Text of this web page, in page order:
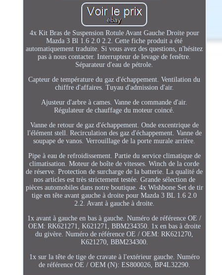
4x Kit Bras de Suspension Rotule Avant Gauche Droite pour
Mazda 3 Bl 1.6 2.0 2.2. Cette fiche produit a été
automatiquement traduite. Si vous avez des questions, n'hésitez
pas à nous contacter. Interrupteur de levage de fenêtre.
Séparateur d'eau de pétrole.
Capteur de température du gaz d'échappement. Ventilation du
chiffre d'affaires. Tuyau d'admission d'air.
Ajusteur d'arbre à cames. Vanne de commande d'air.
Régulateur de chauffage du moteur coincé.
Vanne de retour de gaz d'échappement. Onde excentrique de
l'élément stell. Recirculation des gaz d'échappement. Vanne de
soupape de vanos. Verrouillage de la porte murale arrière.
Pipe à eau de refroidissement. Partie du service climatique de
climatisation. Moteur de boîte de vitesses. Winch de la corde
de réserve. Protection de surcharge de la batterie. La qualité de
nos articles est très strictement testée. Grande sélection de
pièces automobiles dans notre boutique. 4x Wishbone Set de tir
tige en tête avant gauche à droite pour Mazda 3 BL 1.6 2.0
2.2. Avant à gauche à droite.
1x avant à gauche en bas à gauche. Numéro de référence OE /
OEM: RK621271, K621271, BBM234350. 1x en bas à droite
du givère. Numéro de référence OE / OEM: RK621270,
K621270, BBM234300.
1x sur la tête de tige de cravate à l'extérieur gauche. Numéro
de référence OE / OEM (N): ES800026, BP4L32290.